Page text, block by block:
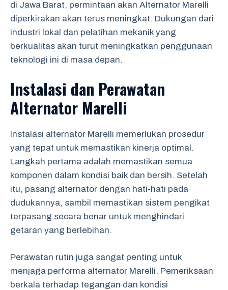
di Jawa Barat, permintaan akan Alternator Marelli
diperkirakan akan terus meningkat. Dukungan dari
industri lokal dan pelatihan mekanik yang
berkualitas akan turut meningkatkan penggunaan
teknologi ini di masa depan.
Instalasi dan Perawatan
Alternator Marelli
Instalasi alternator Marelli memerlukan prosedur
yang tepat untuk memastikan kinerja optimal.
Langkah pertama adalah memastikan semua
komponen dalam kondisi baik dan bersih. Setelah
itu, pasang alternator dengan hati-hati pada
dudukannya, sambil memastikan sistem pengikat
terpasang secara benar untuk menghindari
getaran yang berlebihan.
Perawatan rutin juga sangat penting untuk
menjaga performa alternator Marelli. Pemeriksaan
berkala terhadap tegangan dan kondisi